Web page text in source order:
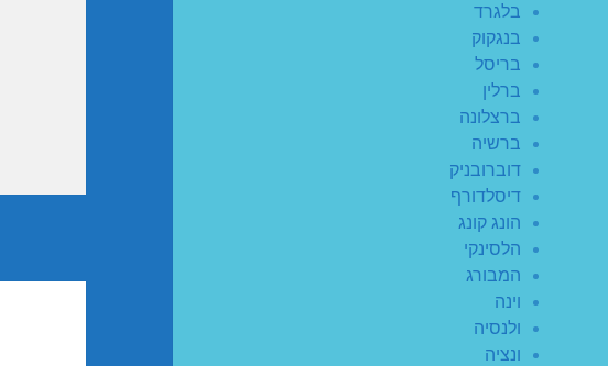
בלגרד
בנגקוק
בריסל
ברלין
ברצלונה
ברשיה
דוברובניק
דיסלדורף
הונג קונג
הלסינקי
המבורג
וינה
ולנסיה
ונציה